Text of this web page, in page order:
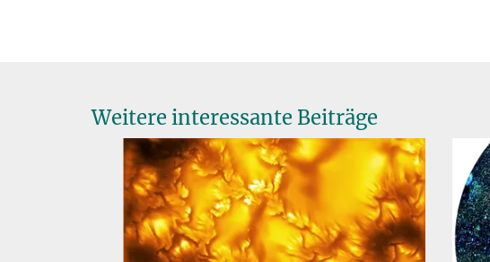
Weitere interessante Beiträge